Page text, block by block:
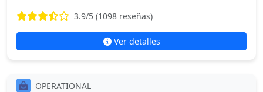
3.9/5 (1098 reseñas)
Ver detalles
OPERATIONAL